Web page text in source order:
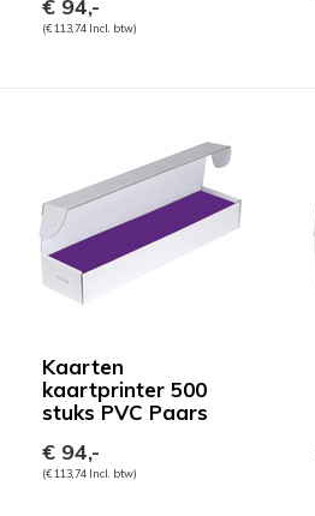
€ 94,-
(€ 113,74 Incl. btw)
Kaarten
kaartprinter 500
stuks PVC Paars
€ 94,-
(€ 113,74 Incl. btw)